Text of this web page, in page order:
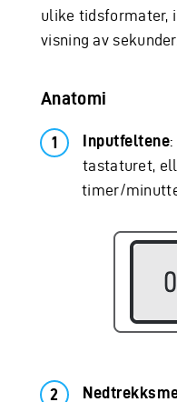
ulike tidsformater,
visning av sekunder.
Anatomi
Inputfeltene
tastaturet,
timer/